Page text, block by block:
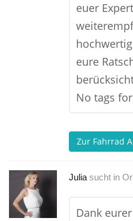
euer
eure
No tags
Zur Fahrrad
Julia sucht in
Dank